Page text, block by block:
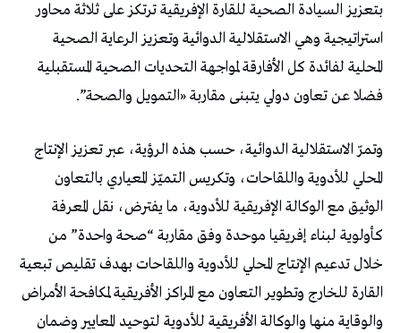
بتعزيز السيادة الصحية للقارة الإفريقية ترتكز على ثلاثة محاور
استراتيجية وهي الاستقلالية الدوائية وتعزيز الرعاية الصحية
المحلية لفائدة كل الأفارقة لمواجهة التحديات الصحية المستقبلية
فضلا عن تعاون دولي يتبنى مقاربة «التمويل والصحة”.
وتمرّ الاستقلالية الدوائية، حسب هذه الرؤية، عبر تعزيز الإنتاج
المحلي للأدوية واللقاحات، وتكريس التميّز المعياري بالتعاون
الوثيق مع الوكالة الإفريقية للأدوية، ما يفترض، نقل المعرفة
كأولوية لبناء إفريقيا موحدة وفق مقاربة “صحة واحدة” من
خلال تدعيم الإنتاج المحلي للأدوية واللقاحات بهدف تقليص تبعية
القارة للخارج وتطوير التعاون مع المراكز الأفريقية لمكافحة الأمراض
والوقاية منها والوكالة الأفريقية للأدوية لتوحيد المعايير وضمان